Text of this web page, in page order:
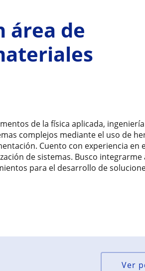
área de
de la física aplicada,
complejos mediante el uso de
Cuento con experiencia en
de sistemas. Busco integrarme
para el desarrollo de
Ver